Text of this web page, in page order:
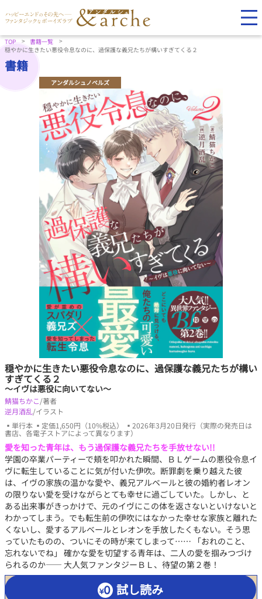
TOP
書籍一覧
穏やかに生きたい悪役令息なのに、過保護な義兄たちが構いすぎてくる２
書籍
アンダルシュノベルズ
穏やかに生きたい悪役令息なのに、過保護な義兄たちが構い
すぎてくる２
～イヴは悪役に向いてない～
鯖猫ちかこ/著者
逆月酒乱/イラスト
▪単行本 ▪定価1,650円（10%税込） ▪2026年3月20日発行（実際の発売日は
書店、各電子ストアによって異なります）
愛を知った青年は、もう過保護な義兄たちを手放せない!!
学園の卒業パーティーで頬を叩かれた瞬間、ＢＬゲームの悪役令息イ
ヴに転生していることに気が付いた伊吹。断罪劇を乗り越えた彼
は、イヴの家族の温かな愛や、義兄アルベールと彼の婚約者レオン
の限りない愛を受けながらとても幸せに過ごしていた。しかし、と
ある出来事がきっかけで、元のイヴにこの体を返さないといけないと
わかってしまう。でも転生前の伊吹にはなかった幸せな家族と離れた
くないし、愛するアルベールとレオンを手放したくもない。そう思
っていたものの、ついにその時が来てしまって…… 「おれのこと、
忘れないでね」 確かな愛を切望する青年は、二人の愛を掴みつづけ
られるのか―― 大人気ファンタジーＢＬ、待望の第２巻！
試し読み